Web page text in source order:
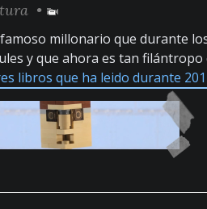
•
millonario que durante
y que ahora es tan filántropo
libros que ha leido durante